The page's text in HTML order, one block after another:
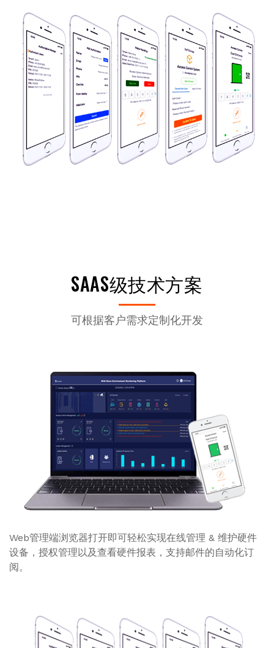
SAAS级技术方案
可根据客户需求定制化开发
Web管理端浏览器打开即可轻松实现在线管理 & 维护硬件
设备，授权管理以及查看硬件报表，支持邮件的自动化订
阅。